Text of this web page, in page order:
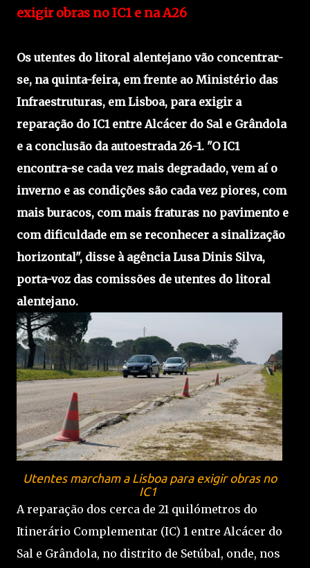
exigir obras no IC1 e na A26
Os utentes do litoral alentejano vão concentrar-
se, na quinta-feira, em frente ao Ministério das
Infraestruturas, em Lisboa, para exigir a
reparação do IC1 entre Alcácer do Sal e Grândola
e a conclusão da autoestrada 26-1. "O IC1
encontra-se cada vez mais degradado, vem aí o
inverno e as condições são cada vez piores, com
mais buracos, com mais fraturas no pavimento e
com dificuldade em se reconhecer a sinalização
horizontal", disse à agência Lusa Dinis Silva,
porta-voz das comissões de utentes do litoral
alentejano.
Utentes marcham a Lisboa para exigir obras no
IC1
A reparação dos cerca de 21 quilómetros do
Itinerário Complementar (IC) 1 entre Alcácer do
Sal e Grândola, no distrito de Setúbal, onde, nos